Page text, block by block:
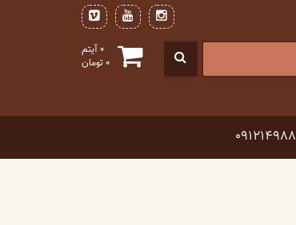
0 آیتم
0تومان